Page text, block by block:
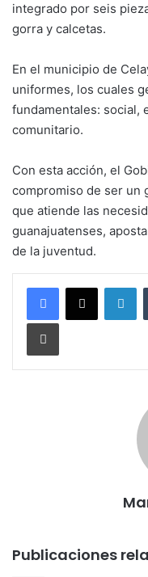
integrado por seis
gorra y calcetas.
En el municipio de
uniformes, los cuales
fundamentales: social,
comunitario.
Con esta acción, el
compromiso de ser un
que atiende las
guanajuatenses,
de la juventud.
Imprimir
Publicaciones